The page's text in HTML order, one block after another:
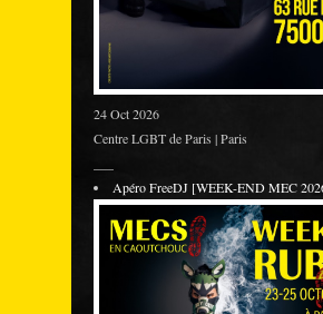
24 Oct 2026
Centre LGBT de Paris | Paris
Apéro FreeDJ [WEEK-END MEC